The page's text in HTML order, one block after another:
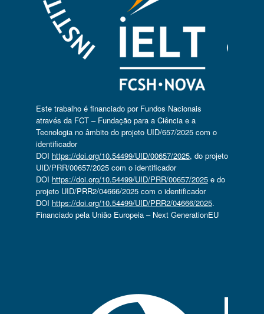
Este trabalho é financiado por Fundos Nacionais
através da FCT – Fundação para a Ciência e a
Tecnologia no âmbito do projeto UID/657/2025 com o
identificador
DOI https://doi.org/10.54499/UID/00657/2025, do projeto
UID/PRR/00657/2025 com o identificador
DOI https://doi.org/10.54499/UID/PRR/00657/2025e do
projeto UID/PRR2/04666/2025 com o identificador
DOI https://doi.org/10.54499/UID/PRR2/04666/2025.
Financiado pela União Europeia – Next GenerationEU